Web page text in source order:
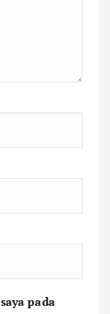
pada